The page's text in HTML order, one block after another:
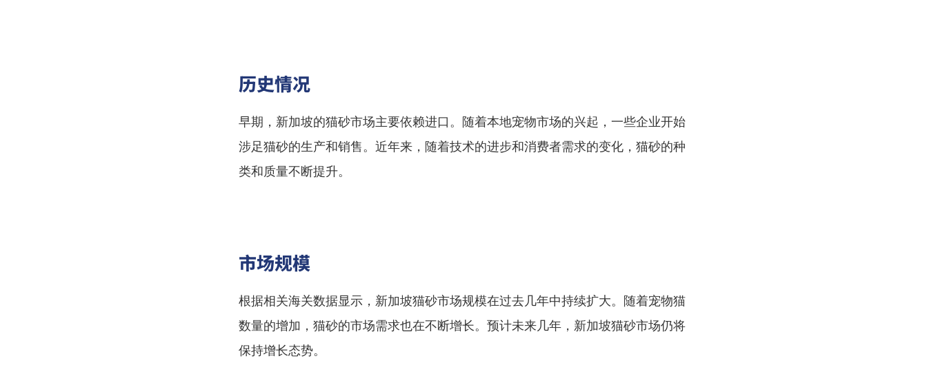
历史情况
早期，新加坡的猫砂市场主要依赖进口。随着本地宠物市场的兴起，一些企业开始
涉足猫砂的生产和销售。近年来，随着技术的进步和消费者需求的变化，猫砂的种
类和质量不断提升。
市场规模
根据相关海关数据显示，新加坡猫砂市场规模在过去几年中持续扩大。随着宠物猫
数量的增加，猫砂的市场需求也在不断增长。预计未来几年，新加坡猫砂市场仍将
保持增长态势。